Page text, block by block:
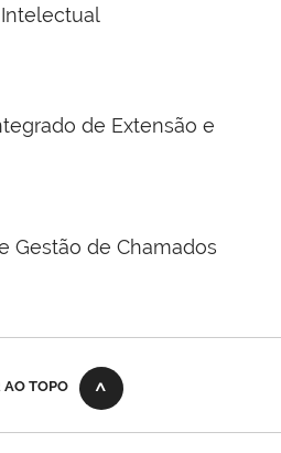
de Extensão e
Gestão de Chamados
AO TOPO